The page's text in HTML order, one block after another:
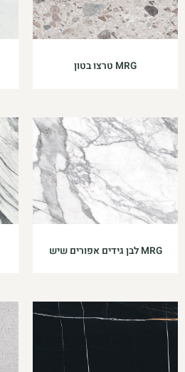
MRG טרצו בטון
MRG לבן גידים אפורים שיש